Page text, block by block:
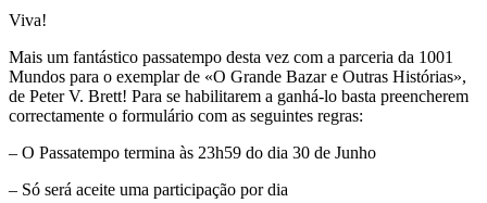
Viva!
Mais um fantástico passatempo desta vez com a parceria da 1001
Mundos para o exemplar de «O Grande Bazar e Outras Histórias»,
de Peter V. Brett! Para se habilitarem a ganhá-lo basta preencherem
correctamente o formulário com as seguintes regras:
– O Passatempo termina às 23h59 do dia 30 de Junho
– Só será aceite uma participação por dia